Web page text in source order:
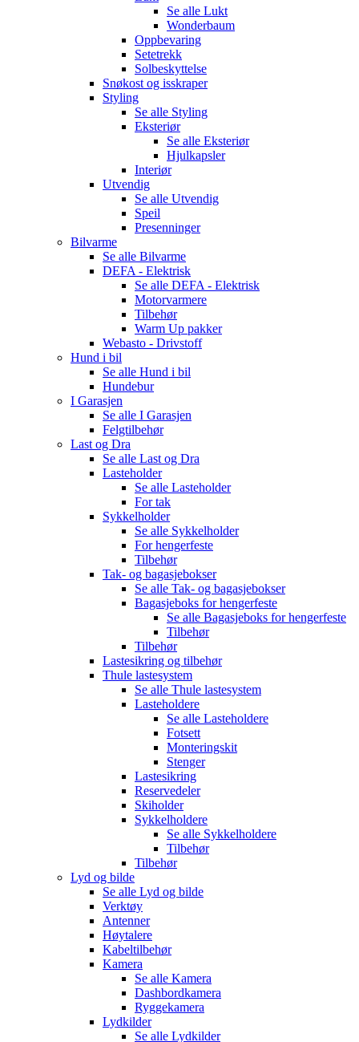
Se alle Lukt
Wonderbaum
Oppbevaring
Setetrekk
Solbeskyttelse
Snøkost og isskraper
Styling
Se alle Styling
Eksteriør
Se alle Eksteriør
Hjulkapsler
Interiør
Utvendig
Se alle Utvendig
Speil
Presenninger
Bilvarme
Se alle Bilvarme
DEFA - Elektrisk
Se alle DEFA - Elektrisk
Motorvarmere
Tilbehør
Warm Up pakker
Webasto - Drivstoff
Hund i bil
Se alle Hund i bil
Hundebur
I Garasjen
Se alle I Garasjen
Felgtilbehør
Last og Dra
Se alle Last og Dra
Lasteholder
Se alle Lasteholder
For tak
Sykkelholder
Se alle Sykkelholder
For hengerfeste
Tilbehør
Tak- og bagasjebokser
Se alle Tak- og bagasjebokser
Bagasjeboks for hengerfeste
Se alle Bagasjeboks for hengerfeste
Tilbehør
Tilbehør
Lastesikring og tilbehør
Thule lastesystem
Se alle Thule lastesystem
Lasteholdere
Se alle Lasteholdere
Fotsett
Monteringskit
Stenger
Lastesikring
Reservedeler
Skiholder
Sykkelholdere
Se alle Sykkelholdere
Tilbehør
Tilbehør
Lyd og bilde
Se alle Lyd og bilde
Verktøy
Antenner
Høytalere
Kabeltilbehør
Kamera
Se alle Kamera
Dashbordkamera
Ryggekamera
Lydkilder
Se alle Lydkilder